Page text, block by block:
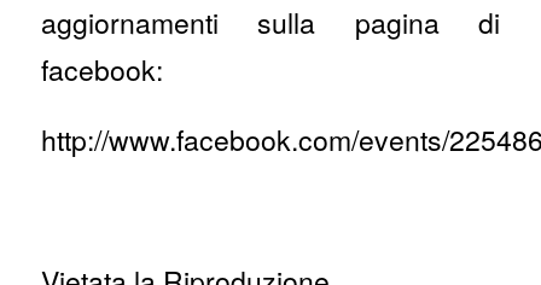
aggiornamenti sulla pagina di
facebook:
http://www.facebook.com/events/